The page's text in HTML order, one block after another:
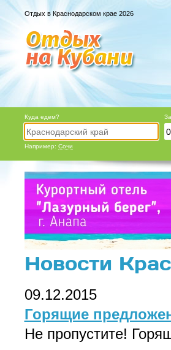
Отдых в Краснодарском крае 2026
Куда едем?
Например: Сочи
Новости
09.12.2015
Горящие
Не пропустите!